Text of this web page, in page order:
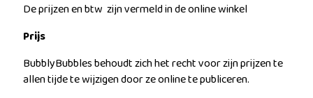
De prijzen en btw zijn vermeld in de online winkel
Prijs
BubblyBubbles behoudt zich het recht voor zijn prijzen te
allen tijde te wijzigen door ze online te publiceren.